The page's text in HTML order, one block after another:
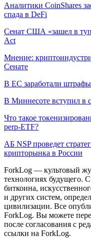
Аналитики CoinShares
спада в DeFi
Сенат США «зашел в
Act
Мнение:
Сенате
В ЕС заработали
В Миннесоте вступил в
Что такое
perp-ETF?
АБ NSP проведет
крипторынка в России
ForkLog — культовый
технологиях будущего.
биткоина,
и других систем,
цивилизации. Все
ForkLog. Вы можете
после согласования с
ссылки на ForkLog.